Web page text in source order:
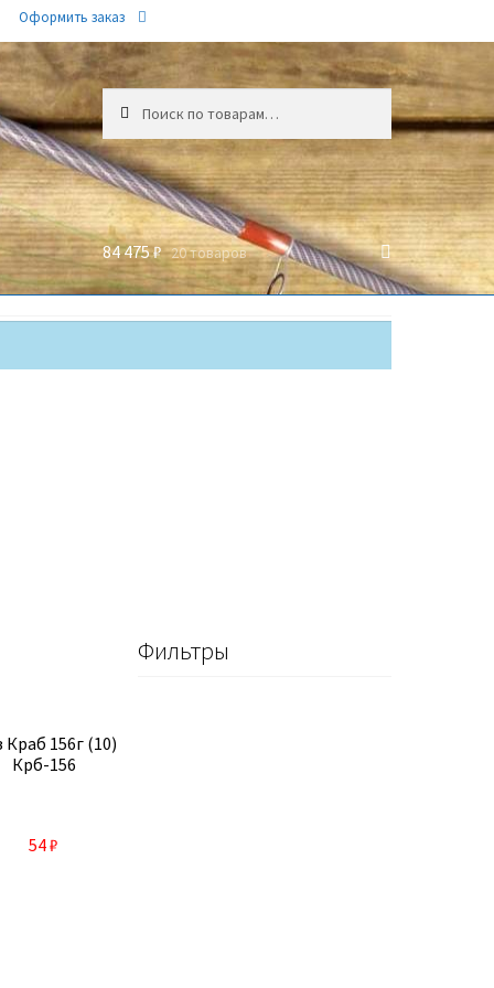
Оформить заказ
84 475 ₽ 20 товаров
Фильтры
Краб 156г (10)
Крб-156
54₽